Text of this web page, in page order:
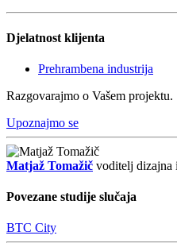
Djelatnost klijenta
Prehrambena industrija
Razgovarajmo o Vašem projektu.
Upoznajmo se
Matjaž Tomažič voditelj dizajna
Povezane studije slučaja
BTC City